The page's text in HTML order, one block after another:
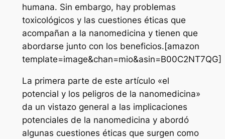
humana. Sin embargo, hay problemas
toxicológicos y las cuestiones éticas que
acompañan a la nanomedicina y tienen que
abordarse junto con los beneficios.[amazon
template=image&chan=mio&asin=B00C2NT7QG]
La primera parte de este artículo «el
potencial y los peligros de la nanomedicina»
da un vistazo general a las implicaciones
potenciales de la nanomedicina y abordó
algunas cuestiones éticas que surgen como